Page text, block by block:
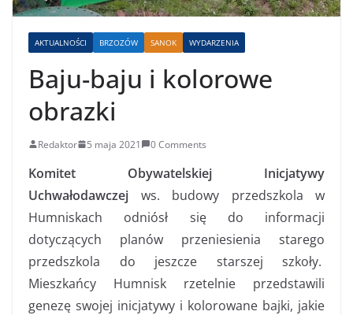
AKTUALNOŚCI BRZOZÓW SANOK WYDARZENIA
Baju-baju i kolorowe
obrazki
Redaktor 5 maja 2021 0 Comments
Komitet Obywatelskiej Inicjatywy
Uchwałodawczej ws. budowy przedszkola w
Humniskach odniósł się do informacji
dotyczących planów przeniesienia starego
przedszkola do jeszcze starszej szkoły.
Mieszkańcy Humnisk rzetelnie przedstawili
genezę swojej inicjatywy i kolorowane bajki, jakie